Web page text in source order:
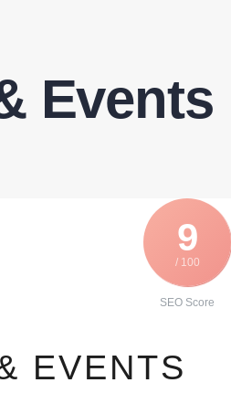
Events
9
/ 100
SEO Score
EVENTS